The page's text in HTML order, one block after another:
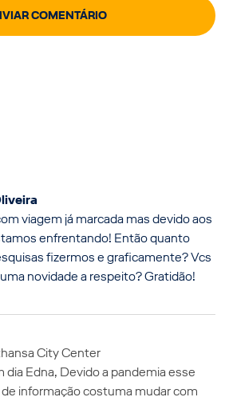
viagem já marcada mas devido aos
enfrentando! Então quanto
fizermos e graficamente? Vcs
novidade a respeito? Gratidão!
City Center
dia Edna, Devido a pandemia esse
informação costuma mudar com